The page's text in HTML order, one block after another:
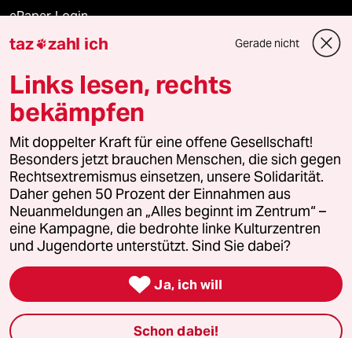
ePaper Login
Downloads für Abonnierende
© 2026 taz Verlags und Vertriebs GmbH
Alle Rechte vorbehalten. Bei rechtlichen Fragen oder für Genehmigungen
wenden Sie sich bitte an
lizenzen@taz.de
Feedback Redaktionsstatut Kommune-Richtlinien
Leitlinie Informant Datenschutz Impressum AGB
Seitenwende Einwilligungen widerrufen (Ads)
taz zahl ich Gerade nicht
Links lesen, rechts
bekämpfen
Mit doppelter Kraft für eine offene Gesellschaft!
Besonders jetzt brauchen Menschen, die sich gegen
Rechtsextremismus einsetzen, unsere Solidarität.
Daher gehen 50 Prozent der Einnahmen aus
Neuanmeldungen an „Alles beginnt im Zentrum“ –
eine Kampagne, die bedrohte linke Kulturzentren
und Jugendorte unterstützt. Sind Sie dabei?
 Ja, ich will
Schon dabei!